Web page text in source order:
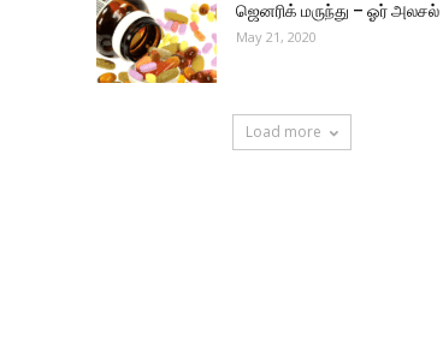
ஜெனரிக் மருந்து – ஓர் அலசல்
May 21, 2020
Load more